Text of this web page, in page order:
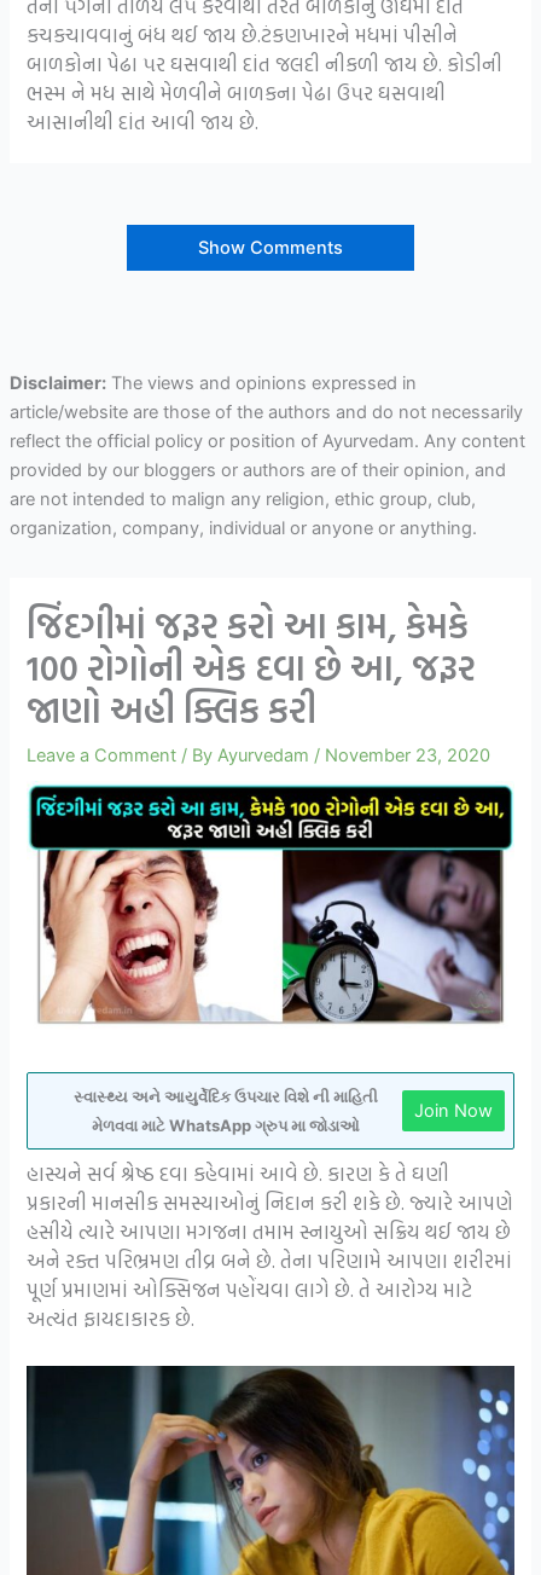
કચકચાવવાનું બંધ થઈ જાય છે.ટંકણખારને મધમાં પીસીને
બાળકોના પેઢા ૫ર ઘસવાથી દાંત જલદી નીકળી જાય છે. કોડીની
ભસ્મ ને મધ સાથે મેળવીને બાળકના પેઢા ઉ૫ર ઘસવાથી
આસાનીથી દાંત આવી જાય છે.
Show Comments
Disclaimer:The views and opinions expressed in
article/website are those of the authors and do not necessarily
reflect the official policy or position of Ayurvedam. Any content
provided by our bloggers or authors are of their opinion, and
are not intended to malign any religion, ethic group, club,
organization, company, individual or anyone or anything.
જિંદગીમાં જરૂર કરો આ કામ, કેમકે
100 રોગોની એક દવા છે આ, જરૂર
જાણો અહી ક્લિક કરી
Leave a Comment / ByAyurvedam / November 23, 2020
સ્વાસ્થ્ય અને આયુર્વેદિક ઉપચાર વિશે ની માહિતી
મેળવવા માટે WhatsApp ગ્રુપ મા જોડાઓ
Join Now
હાસ્યને સર્વ શ્રેષ્ઠ દવા કહેવામાં આવે છે. કારણ કે તે ઘણી
પ્રકારની માનસીક સમસ્યાઓનું નિદાન કરી શકે છે. જ્યારે આપણે
હસીયે ત્યારે આપણા મગજના તમામ સ્નાયુઓ સક્રિય થઈ જાય છે
અને રક્ત પરિભ્રમણ તીવ્ર બને છે. તેના પરિણામે આપણા શરીરમાં
પૂર્ણ પ્રમાણમાં ઓક્સિજન પહોંચવા લાગે છે. તે આરોગ્ય માટે
અત્યંત ફાયદાકારક છે.